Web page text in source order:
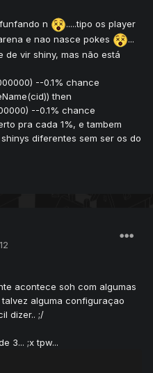
n
.....tipo os player
e nao nasce pokes
...
de vir shiny, mas não está
--0.1% chance
then
--0.1% chance
pra cada 1%, e tambem
diferentes sem ser os do
acontece soh com algumas
alguma configuraçao
dizer.. ;/
3... ;x tpw...